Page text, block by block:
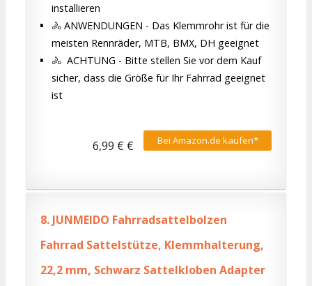
installieren
‍‍🚴‍ ANWENDUNGEN - Das Klemmrohr ist für die
meisten Rennräder, MTB, BMX, DH geeignet
‍🚴‍ ‍ ACHTUNG - Bitte stellen Sie vor dem Kauf
sicher, dass die Größe für Ihr Fahrrad geeignet
ist
Bei Amazon.de kaufen*
6,99 € €
8. JUNMEIDO Fahrradsattelbolzen
Fahrrad Sattelstütze, Klemmhalterung,
22,2 mm, Schwarz Sattelkloben Adapter